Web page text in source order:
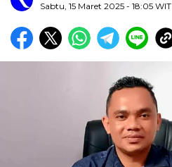
Sabtu, 15 Maret 2025 - 18:05 WIT